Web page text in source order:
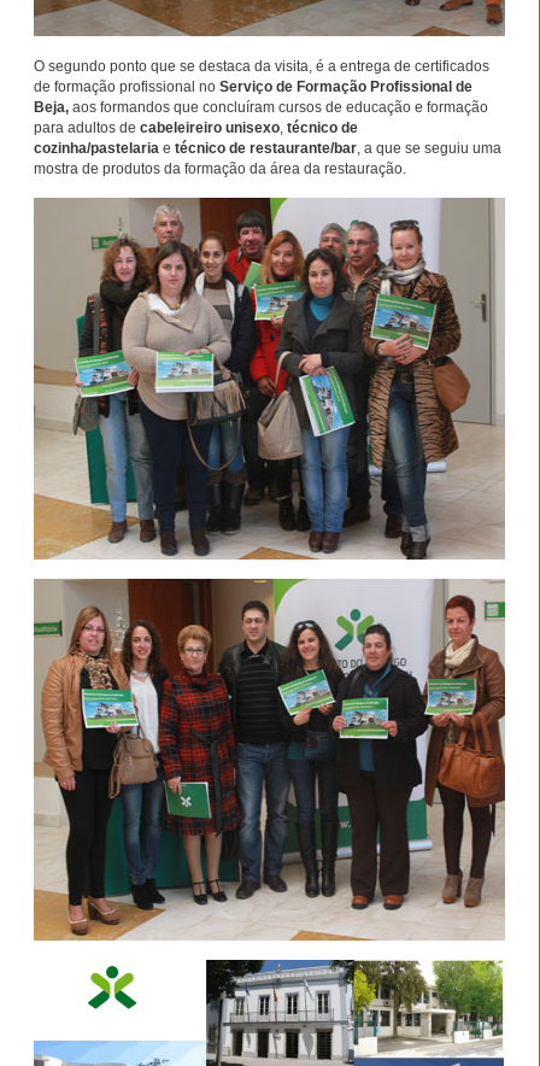
O segundo ponto que se destaca da visita, é a entrega de certificados
de formação profissional no Serviço de Formação Profissional de
Beja, aos formandos que concluíram cursos de educação e formação
para adultos de cabeleireiro unisexo técnico de
cozinha/pastelaria e técnico de restaurante/bar , a que se seguiu uma
mostra de produtos da formação da área da restauração.
Formandos do IEFP distinguidos pelo
Município de Águeda
27 Julho 2026
O Município de Águeda distinguiu dois formandos do
Serviço de Formação Profissional de Águeda (IEFP)
pelos seus percursos de excelência académica,
profissional e cívica, no dia 16 de julho.
Abertura de candidaturas aos apoios à
contratação
14 Julho 2026
As entidades empregadoras podem candidatar-se, a
partir de 15 de julho de 2026, às medidas de apoio à
contratação +Emprego e Emprego +Talento, promovidas
pelo IEFP. Estes apoios ajudam as empresas a contratar